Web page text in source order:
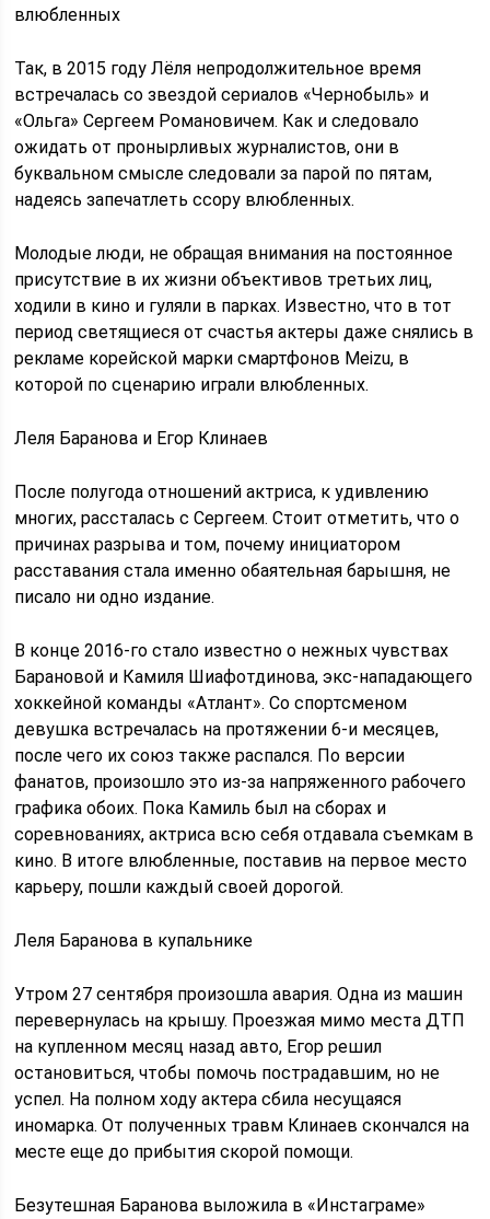
влюбленных
Так, в 2015 году Лёля непродолжительное время
встречалась со звездой сериалов «Чернобыль» и
«Ольга» Сергеем Романовичем. Как и следовало
ожидать от пронырливых журналистов, они в
буквальном смысле следовали за парой по пятам,
надеясь запечатлеть ссору влюбленных.
Молодые люди, не обращая внимания на постоянное
присутствие в их жизни объективов третьих лиц,
ходили в кино и гуляли в парках. Известно, что в тот
период светящиеся от счастья актеры даже снялись в
рекламе корейской марки смартфонов Meizu, в
которой по сценарию играли влюбленных.
Леля Баранова и Егор Клинаев
После полугода отношений актриса, к удивлению
многих, рассталась с Сергеем. Стоит отметить, что о
причинах разрыва и том, почему инициатором
расставания стала именно обаятельная барышня, не
писало ни одно издание.
В конце 2016-го стало известно о нежных чувствах
Барановой и Камиля Шиафотдинова, экс-нападающего
хоккейной команды «Атлант». Со спортсменом
девушка встречалась на протяжении 6-и месяцев,
после чего их союз также распался. По версии
фанатов, произошло это из-за напряженного рабочего
графика обоих. Пока Камиль был на сборах и
соревнованиях, актриса всю себя отдавала съемкам в
кино. В итоге влюбленные, поставив на первое место
карьеру, пошли каждый своей дорогой.
Леля Баранова в купальнике
Утром 27 сентября произошла авария. Одна из машин
перевернулась на крышу. Проезжая мимо места ДТП
на купленном месяц назад авто, Егор решил
остановиться, чтобы помочь пострадавшим, но не
успел. На полном ходу актера сбила несущаяся
иномарка. От полученных травм Клинаев скончался на
месте еще до прибытия скорой помощи.
Безутешная Баранова выложила в «Инстаграме»